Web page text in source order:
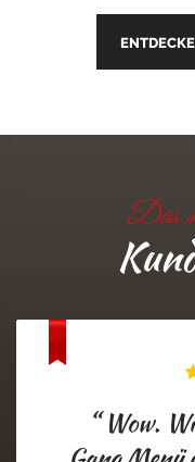
Das
“ Wow.